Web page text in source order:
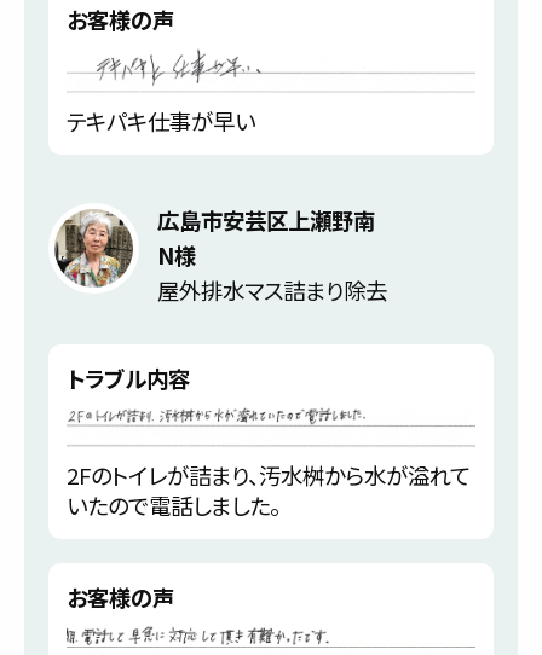
お客様の声
テキパキ仕事が早い
広島市安芸区上瀬野南
N様
屋外排水マス詰まり除去
トラブル内容
2Fのトイレが詰まり、汚水桝から水が溢れて
いたので電話しました。
お客様の声